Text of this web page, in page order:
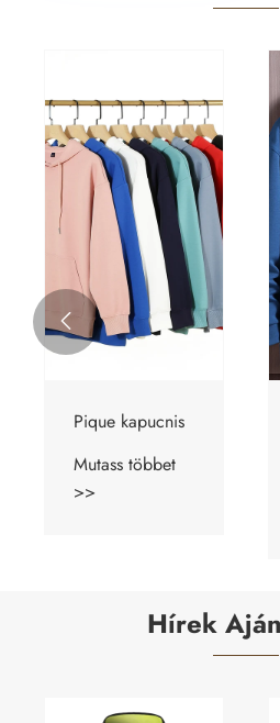
80% pamut
pulóver
Mutass többet

Hírek